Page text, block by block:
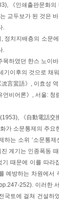
《인쇄출판문화
교두보가 된 것은
.
정치지배층의 소문
.
목하였던 한스 노이
기이후의 것으로 채
言蜚語》, 이효성
비어론》, 서울: 청
《自動電話
가 소문통제의 주
하는 소위 ‘소문통
계기는 인종폭동
기 때문에 이를 따라
예방하는 차원에서
252). 이러한
국토에 걸쳐 건설하